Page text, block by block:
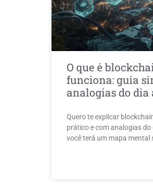
O que é
funciona: guia
analogias do dia
Quero te explicar
prático e com analogias do
você terá um mapa mental